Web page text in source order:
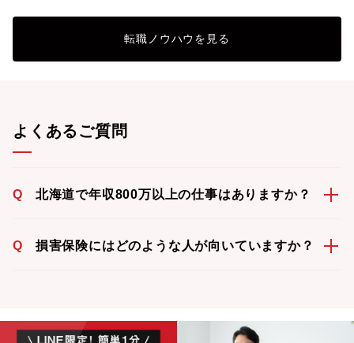
転職ノウハウを見る
よくあるご質問
Q 北海道で年収800万以上の仕事はありますか？
Q 損害保険にはどのような人が向いていますか？